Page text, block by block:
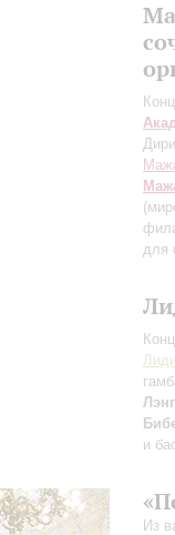
для
Лэнг
и
Из